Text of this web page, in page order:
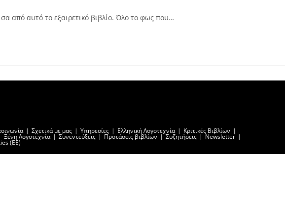
από αυτό το εξαιρετικό βιβλίο. Όλο το φως που…
Σχετικά με μας Υπηρεσίες Ελληνική Λογοτεχνία Κριτικές Βιβλίων
Ξένη Λογοτεχνία Συνεντεύξεις Προτάσεις βιβλίων Συζητήσεις Newsletter
(ΕΕ)